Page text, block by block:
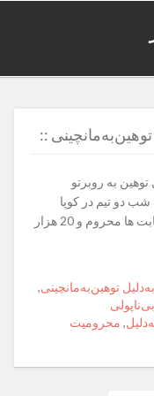
::
به روبرتو
‏شب دو تیم در کوپا
ایتالیا، از همراهی تیمش در دو دیدار این رقابت ها محروم و 20 هزار
به‌دلیل توهین‌به‌مانچینی,
, محرومیت